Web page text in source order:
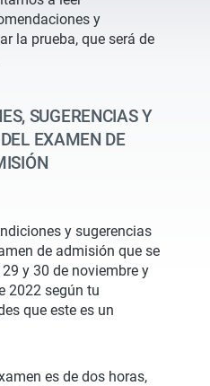
y
la prueba, que será de
SUGERENCIAS Y
EXAMEN DE
y sugerencias
de admisión que se
y 30 de noviembre y
2022 según tu
que este es un
es de dos horas,